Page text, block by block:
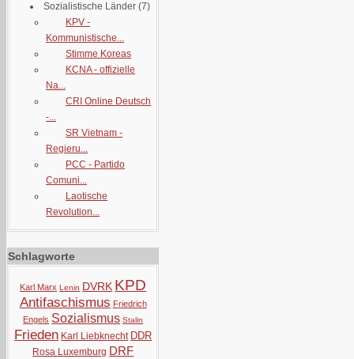
Sozialistische Länder (7)
KPV -
Kommunistische...
Stimme Koreas
KCNA - offizielle
Na...
CRI Online Deutsch
-...
SR Vietnam -
Regieru...
PCC - Partido
Comuni...
Laotische
Revolution...
Schlagworte
Karl Marx Lenin DVRK KPD
Antifaschismus Friedrich
Engels Sozialismus Stalin
Frieden Karl Liebknecht DDR
Rosa Luxemburg DRF